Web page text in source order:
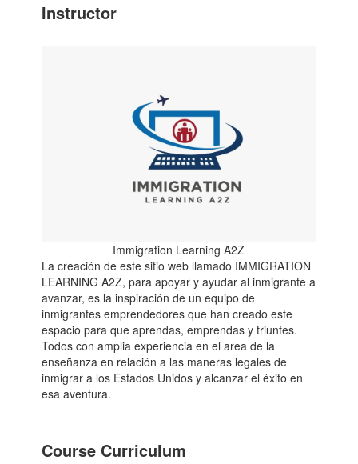
Instructor
Immigration Learning A2Z
La creación de este sitio web llamado IMMIGRATION
LEARNING A2Z, para apoyar y ayudar al inmigrante a
avanzar, es la inspiración de un equipo de
inmigrantes emprendedores que han creado este
espacio para que aprendas, emprendas y triunfes.
Todos con amplia experiencia en el area de la
enseñanza en relación a las maneras legales de
inmigrar a los Estados Unidos y alcanzar el éxito en
esa aventura.
Course Curriculum